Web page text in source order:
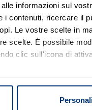
informazioni sul
i contenuti, ricercare il
Le vostre scelte in
scelte. È possibile
clic sull'icona di
a modificare o
a cambiare